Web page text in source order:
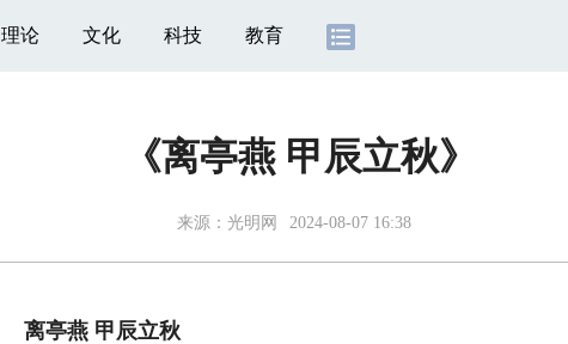
理论 文化 科技 教育
《离亭燕 甲辰立秋》
来源： 光明网 2024-08-07 16:38
离亭燕 甲辰立秋